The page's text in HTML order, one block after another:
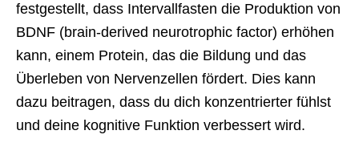
festgestellt, dass Intervallfasten die Produktion von
BDNF (brain-derived neurotrophic factor) erhöhen
kann, einem Protein, das die Bildung und das
Überleben von Nervenzellen fördert. Dies kann
dazu beitragen, dass du dich konzentrierter fühlst
und deine kognitive Funktion verbessert wird.